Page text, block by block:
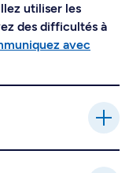
utiliser les
des difficultés à
avec